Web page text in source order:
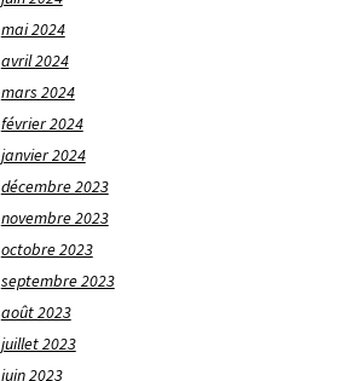
mai 2024
avril 2024
mars 2024
février 2024
janvier 2024
décembre 2023
novembre 2023
octobre 2023
septembre 2023
août 2023
juillet 2023
juin 2023